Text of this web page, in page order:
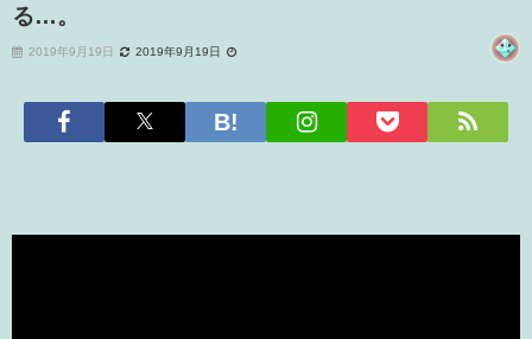
る…。
2019年9月19日 2019年9月19日